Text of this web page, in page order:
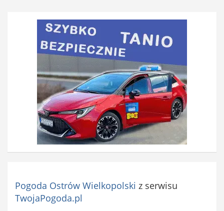
Pogoda Ostrów Wielkopolski z serwisu
TwojaPogoda.pl